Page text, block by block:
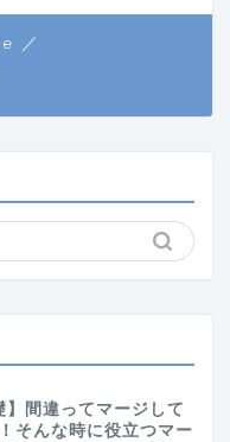
／
】間違ってマージして
そんな時に役立つマー